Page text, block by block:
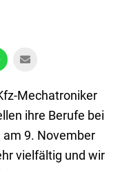
Mechatroniker
ihre Berufe bei
am 9. November
vielfältig und wir